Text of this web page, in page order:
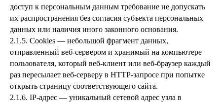
доступ к персональным данным требование не допускать
их распространения без согласия субъекта персональных
данных или наличия иного законного основания.
2.1.5. Cookies — небольшой фрагмент данных,
отправленный веб-сервером и хранимый на компьютере
пользователя, который веб-клиент или веб-браузер каждый
раз пересылает веб-серверу в HTTP-запросе при попытке
открыть страницу соответствующего сайта.
2.1.6. IP-адрес — уникальный сетевой адрес узла в